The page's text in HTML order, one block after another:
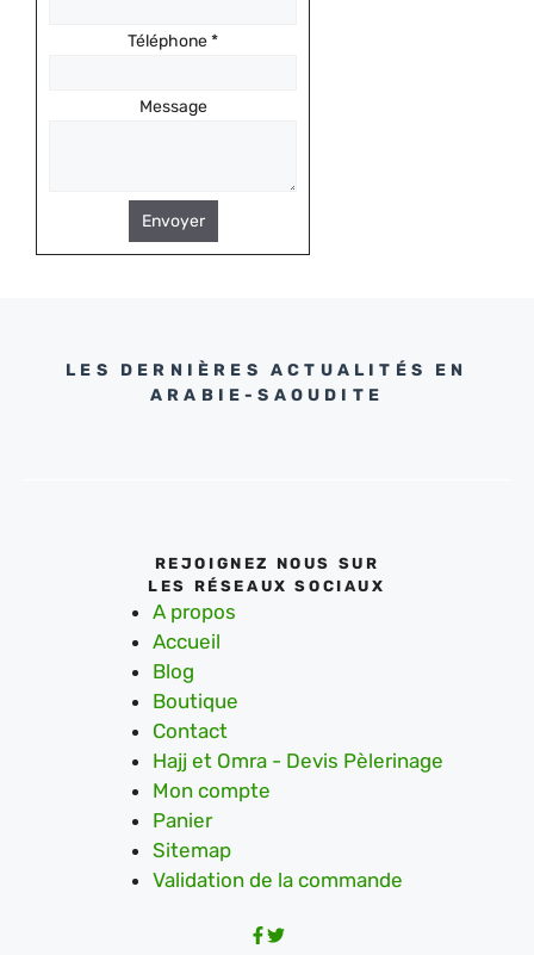
Téléphone*
Message
Envoyer
LES DERNIÈRES ACTUALITÉS EN
ARABIE-SAOUDITE
REJOIGNEZ NOUS SUR
LES RÉSEAUX SOCIAUX
A propos
Accueil
Blog
Boutique
Contact
Hajj et Omra - Devis Pèlerinage
Mon compte
Panier
Sitemap
Validation de la commande